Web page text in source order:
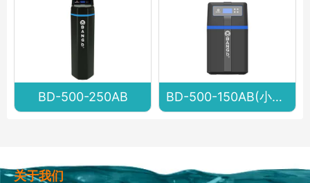
BD-500-250AB BD-500-150AB(小王子)
关于我们